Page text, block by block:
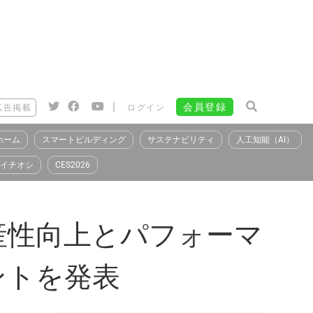
告掲載 | ログイン 会員登録
ーム スマートビルディング サステナビリティ 人工知能（AI）
イチオシ CES2026
向上とパフォーマ
を発表